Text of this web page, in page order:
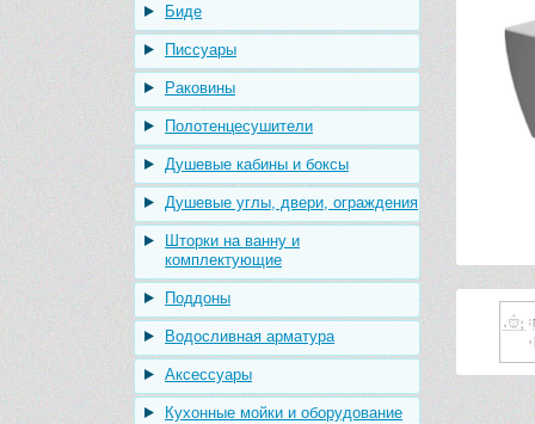
Биде
Писсуары
Раковины
Полотенцесушители
Душевые кабины и боксы
Душевые углы, двери, ограждения
Шторки на ванну и
комплектующие
Поддоны
Водосливная арматура
Аксессуары
Кухонные мойки и оборудование